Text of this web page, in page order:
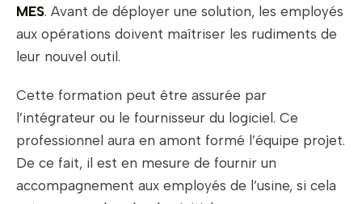
MES. Avant de déployer une solution, les employés
aux opérations doivent maîtriser les rudiments de
leur nouvel outil.
Cette formation peut être assurée par
l’intégrateur ou le fournisseur du logiciel. Ce
professionnel aura en amont formé l’équipe projet.
De ce fait, il est en mesure de fournir un
accompagnement aux employés de l’usine, si cela